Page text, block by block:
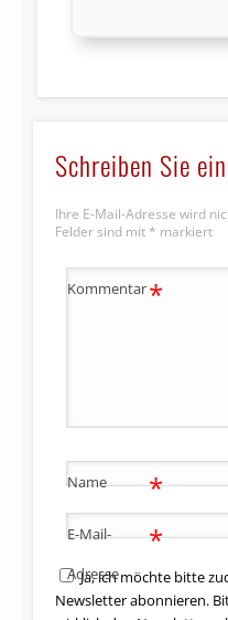
Schreiben Sie
Ihre E-Mail-Adresse wird
Felder sind mit * markiert
Kommentar*
Name *
E-Mail-
Adresse
*
Ja, ich möchte bitte
Newsletter abonnieren.